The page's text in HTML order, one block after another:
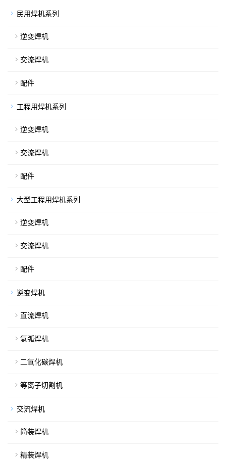
民用焊机系列
逆变焊机
交流焊机
配件
工程用焊机系列
逆变焊机
交流焊机
配件
大型工程用焊机系列
逆变焊机
交流焊机
配件
逆变焊机
直流焊机
氩弧焊机
二氧化碳焊机
等离子切割机
交流焊机
简装焊机
精装焊机